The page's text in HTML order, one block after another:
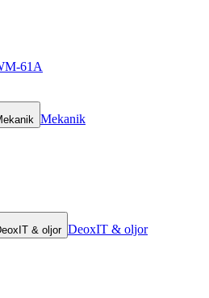
61A
Mekanik
& oljor DeoxIT & oljor